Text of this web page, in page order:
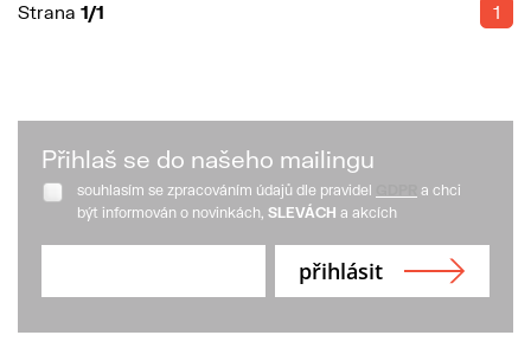
Strana 1/1 1
Přihlaš se do našeho mailingu
souhlasím se zpracováním údajů dle pravidel
a chci
být informován o novinkách, SLEVÁCH a akcích